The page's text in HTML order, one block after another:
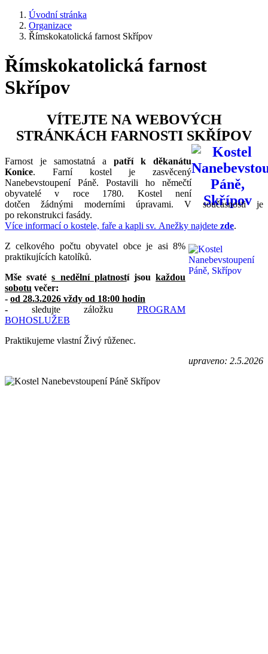
Úvodní stránka
Organizace
Římskokatolická farnost Skřípov
Římskokatolická farnost
Skřípov
VÍTEJTE NA WEBOVÝCH
STRÁNKÁCH FARNOSTI SKŘÍPOV
Farnost je samostatná a patří k děkanátu
Konice. Farní kostel je zasvěcený
Nanebevstoupení Páně. Postavili ho němečtí
obyvatelé v roce 1780. Kostel není
dotčen žádnými moderními úpravami. V současnosti je
po rekonstrukci fasády.
Více informací o kostele, faře a kapli sv. Anežky najdete zde.
Z celkového počtu obyvatel obce je asi 8%
praktikujících katolíků.
Mše svatés nedělní platností jsoukaždou
sobotu večer:
- od 28.3.2026 vždy od 18:00 hodin
- sledujte záložku PROGRAM
BOHOSLUŽEB
Praktikujeme vlastní Živý růženec.
upraveno: 2.5.2026